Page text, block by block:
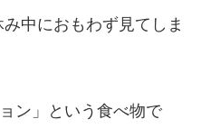
中におもわず見てしま
ン」という食べ物で